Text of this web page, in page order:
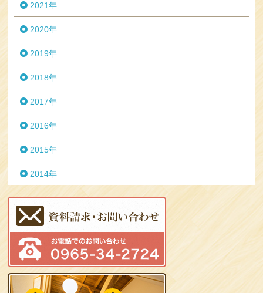
2021年
2020年
2019年
2018年
2017年
2016年
2015年
2014年